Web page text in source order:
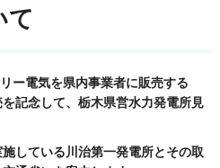
て
ー電気を県内事業者に販売する
を記念して、栃木県営水力発電所見
している川治第一発電所とその取